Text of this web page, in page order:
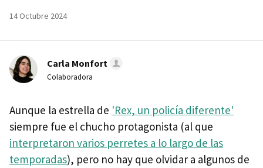
14 Octubre 2024
Carla Monfort
Colaboradora
Aunque la estrella de 'Rex, un policía diferente'
siempre fue el chucho protagonista (al que
interpretaron varios perretes a lo largo de las
temporadas), pero no hay que olvidar a algunos de